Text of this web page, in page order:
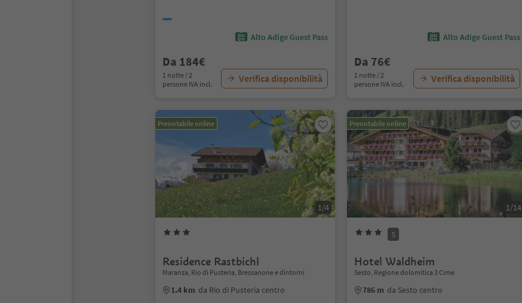
Alto Adige Guest Pass
Da 184€
1 notte / 2
persone IVA incl.
Verifica disponibilità
Alto Adige Guest Pass
Da 76€
1 notte / 2
persone IVA incl.
Verifica disponibilità
Prenotabile online
1/4
Residence Rastbichl
Maranza, Rio di Pusteria, Bressanone e dintorni
1.4 km da Rio di Pusteria centro
Prenotabile online
1/14
S
Hotel Waldheim
Sesto, Regione dolomitica 3 Cime
786 m da Sesto centro